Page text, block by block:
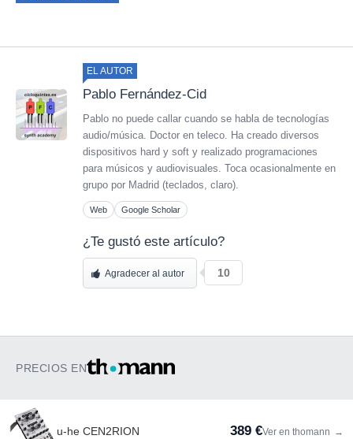
EL AUTOR
Pablo Fernández-Cid
Pablo no puede callar cuando se habla de tecnologías
audio/música. Doctor en teleco. Ha creado diversos
dispositivos hard y soft y realizado programaciones
para músicos y audiovisuales. Toca ocasionalmente en
grupo por Madrid (teclados, claro).
Web Google Scholar
¿Te gustó este artículo?
Agradecer al autor 10
PRECIOS EN
u-he CEN2RION 389 €Ver en thomann →